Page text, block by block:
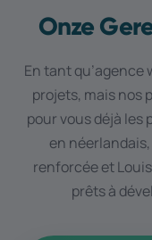
Onze
En tant qu’agence
projets, mais nos
pour vous déjà les
en
renforcée et
prêts à